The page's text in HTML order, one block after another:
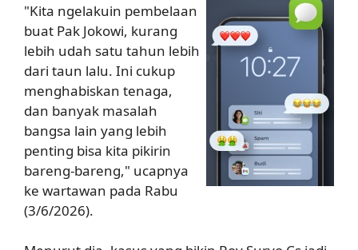
"Kita ngelakuin pembelaan
buat Pak Jokowi, kurang
lebih udah satu tahun lebih
dari taun lalu. Ini cukup
menghabiskan tenaga,
dan banyak masalah
bangsa lain yang lebih
penting bisa kita pikirin
bareng-bareng," ucapnya
ke wartawan pada Rabu
(3/6/2026).